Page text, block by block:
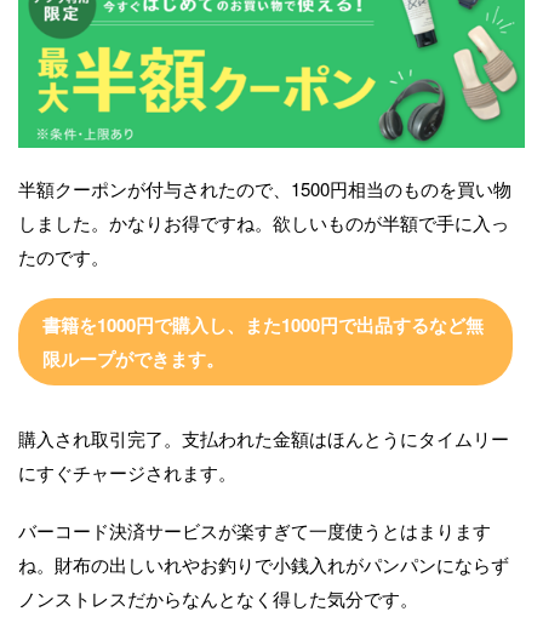
半額クーポンが付与されたので、1500円相当のものを買い物
しました。かなりお得ですね。欲しいものが半額で手に入っ
たのです。
書籍を1000円で購入し、また1000円で出品するなど無
限ループができます。
購入され取引完了。支払われた金額はほんとうにタイムリー
にすぐチャージされます。
バーコード決済サービスが楽すぎて一度使うとはまります
ね。財布の出しいれやお釣りで小銭入れがパンパンにならず
ノンストレスだからなんとなく得した気分です。